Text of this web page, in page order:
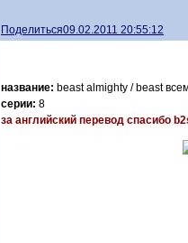
Поделиться09.02.2011 20:55:12
название: beast almighty / beast
серии: 8
за английский перевод спасибо